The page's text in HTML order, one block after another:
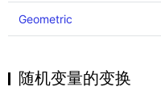
Geometric
随机变量的变换